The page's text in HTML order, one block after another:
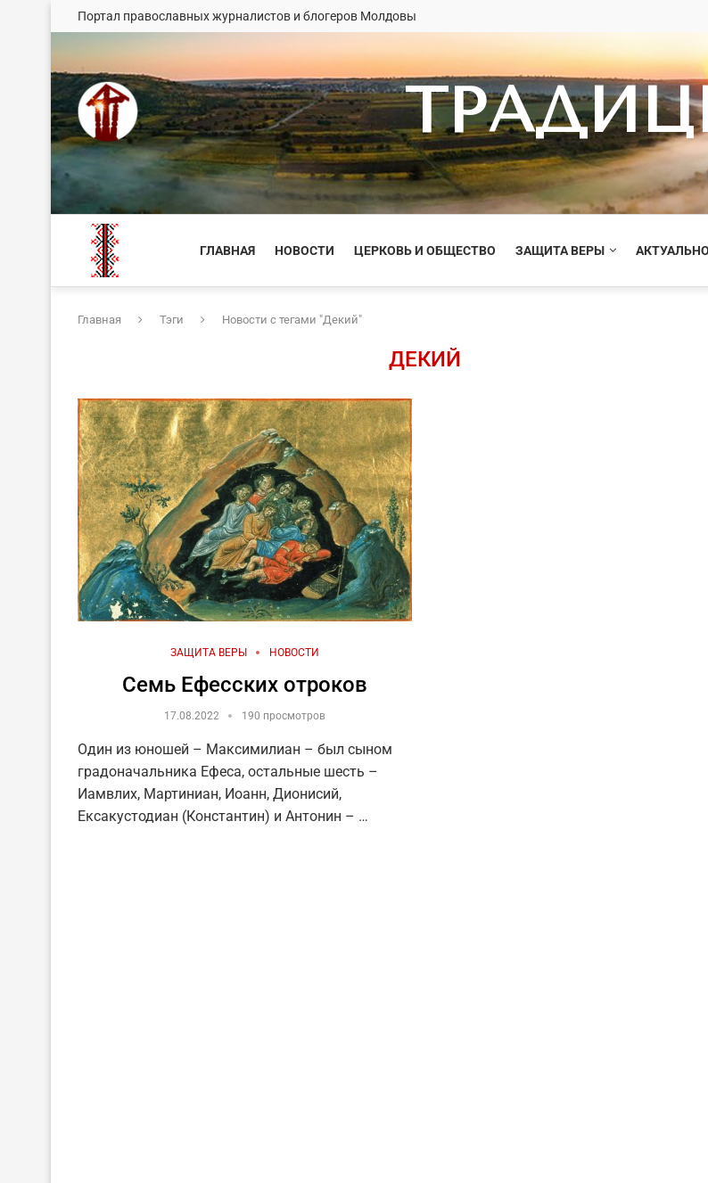
Портал православных журналистов и блогеров Молдовы
ГЛАВНАЯ НОВОСТИ ЦЕРКОВЬ И ОБЩЕСТВО ЗАЩИТА ВЕРЫ АКТУАЛЬНО
Главная Тэги Новости с тегами "Декий"
ДЕКИЙ
ЗАЩИТА ВЕРЫ НОВОСТИ
Семь Ефесских отроков
17.08.2022 190 просмотров
Один из юношей – Максимилиан – был сыном
градоначальника Ефеса, остальные шесть –
Иамвлих, Мартиниан, Иоанн, Дионисий,
Ексакустодиан (Константин) и Антонин – …